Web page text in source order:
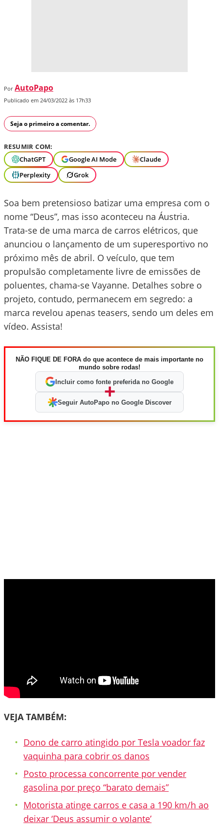
Por AutoPapo
Publicado em 24/03/2022 às 17h33
Seja o primeiro a comentar.
RESUMIR COM:
ChatGPT
Google AI Mode
Claude
Perplexity
Grok
Soa bem pretensioso batizar uma empresa com o
nome “Deus”, mas isso aconteceu na Áustria.
Trata-se de uma marca de carros elétricos, que
anunciou o lançamento de um superesportivo no
próximo mês de abril. O veículo, que tem
propulsão completamente livre de emissões de
poluentes, chama-se Vayanne. Detalhes sobre o
projeto, contudo, permanecem em segredo: a
marca revelou apenas teasers, sendo um deles em
vídeo. Assista!
NÃO FIQUE DE FORA do que acontece de mais importante no
mundo sobre rodas!
Incluir como fonte preferida no Google
+
Seguir AutoPapo no Google Discover
VEJA TAMBÉM:
Dono de carro atingido por Tesla voador faz
vaquinha para cobrir os danos
Posto processa concorrente por vender
gasolina por preço “barato demais”
Motorista atinge carros e casa a 190 km/h ao
deixar ‘Deus assumir o volante’